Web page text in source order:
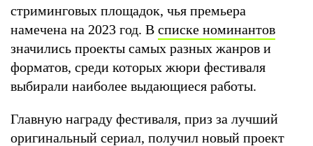
стриминговых площадок, чья премьера
намечена на 2023 год. В списке номинантов
значились проекты самых разных жанров и
форматов, среди которых жюри фестиваля
выбирали наиболее выдающиеся работы.
Главную награду фестиваля, приз за лучший
оригинальный сериал, получил новый проект